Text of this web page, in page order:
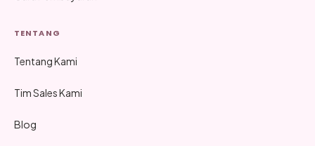
TENTANG
Tentang Kami
Tim Sales Kami
Blog